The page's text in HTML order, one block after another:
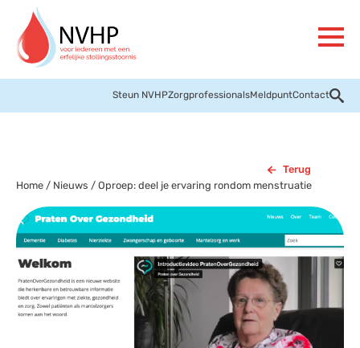
Steun NVHPZorgprofessionalsMeldpuntContact
Terug
Home / Nieuws / Oproep: deel je ervaring rondom menstruatie